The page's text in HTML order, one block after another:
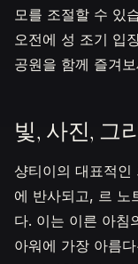
모를 조절할 수 있
오전에 성 조기 입
공원을 함께 즐겨
빛, 사진, 그
샹티이의 대표적인
에 반사되고, 르 노
다. 이는 이른 아침
아워에 가장 아름